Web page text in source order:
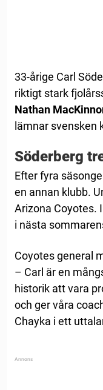
33-årige Carl
riktigt stark
Nathan
lämnar svensken
Söderberg
Efter fyra
en annan klubb.
Arizona Coyotes.
i nästa
Coyotes general
– Carl är en
historik att vara
och ger våra
Chayka i ett